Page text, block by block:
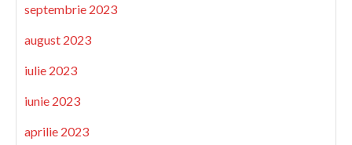
septembrie 2023
august 2023
iulie 2023
iunie 2023
aprilie 2023